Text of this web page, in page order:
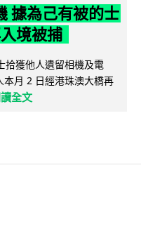
據為己有被的士
境被捕
拾獲他人遺留相機及電
月 2 日經港珠澳大橋再
全文